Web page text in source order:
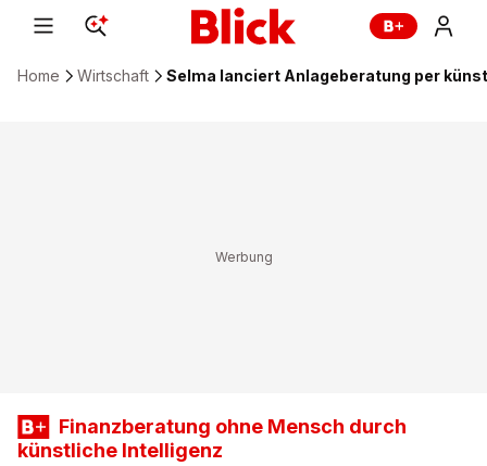
Home Wirtschaft Selma lanciert Anlageberatung per
Finanzberatung ohne Mensch durch
künstliche Intelligenz